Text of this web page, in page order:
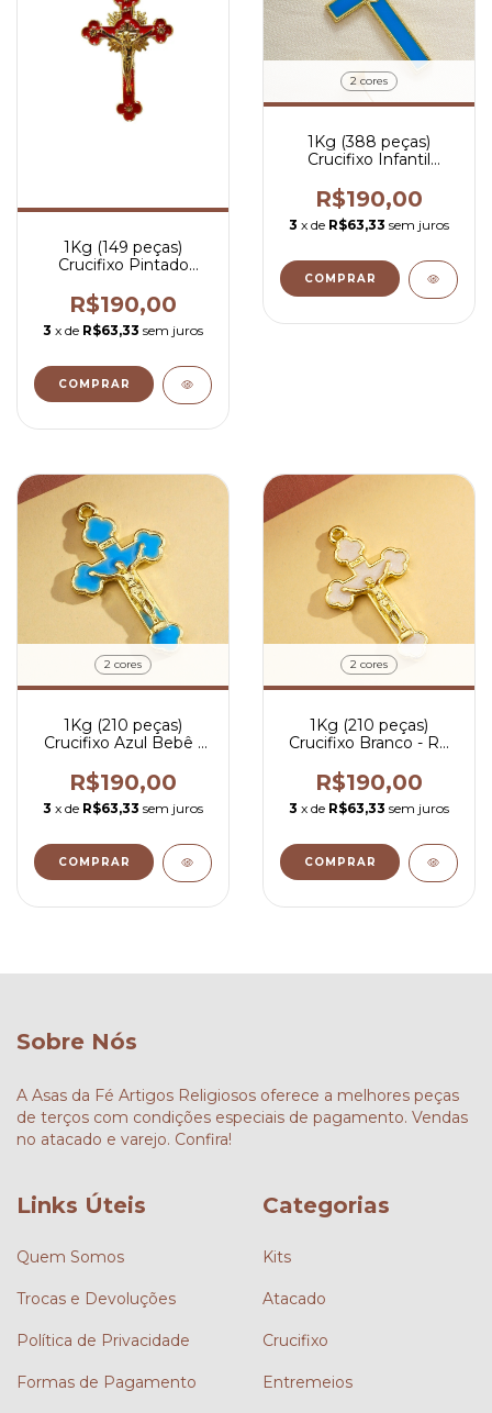
1Kg (149 peças)
Crucifixo Pintado
peça
R$190,00
3 x de R$63,33 sem juros
COMPRAR
2 cores
1Kg (388 peças)
Crucifixo Infantil
peça
R$190,00
3 x de R$63,33 sem juros
COMPRAR
2 cores
1Kg (210 peças)
Crucifixo Azul Bebê -
R$190,00
3 x de R$63,33 sem juros
COMPRAR
2 cores
1Kg (210 peças)
Crucifixo Branco - R$
R$190,00
3 x de R$63,33 sem juros
COMPRAR
Sobre Nós
A Asas da Fé Artigos Religiosos oferece a melhores peças
de terços com condições especiais de pagamento. Vendas
no atacado e varejo. Confira!
Links Úteis
Quem Somos
Trocas e Devoluções
Política de Privacidade
Formas de Pagamento
Categorias
Kits
Atacado
Crucifixo
Entremeios